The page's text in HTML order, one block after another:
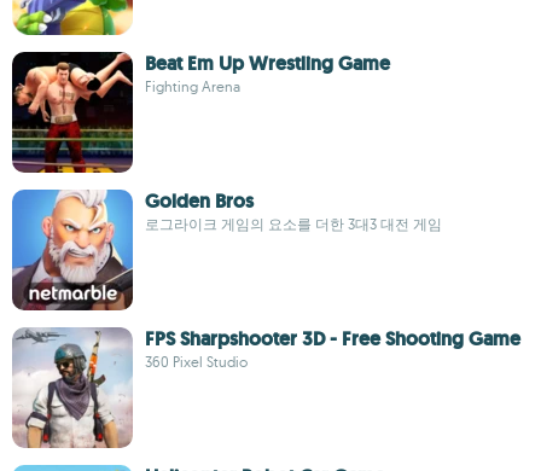
Beat Em Up Wrestling Game
Fighting Arena
Golden Bros
로그라이크 게임의 요소를 더한 3대3 대전 게임
FPS Sharpshooter 3D - Free Shooting Game
360 Pixel Studio